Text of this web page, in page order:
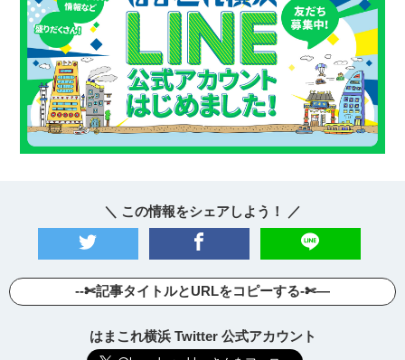
＼ この情報をシェアしよう！ ／
--✄記事タイトルとURLをコピーする-✄—
はまこれ横浜 Twitter 公式アカウント